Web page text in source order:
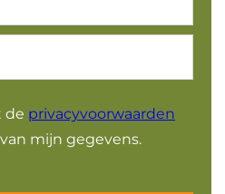
de privacyvoorwaarden
mijn gegevens.